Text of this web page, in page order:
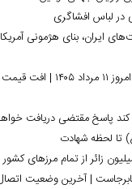
در لباس افشاگری
ایران، بنای هژمونی
قیمت طلا و سکه امروز
کند پاسخ مقتضی دریافت
لحظه شهادت
لیتری پابرجاست | آخرین وضعیت